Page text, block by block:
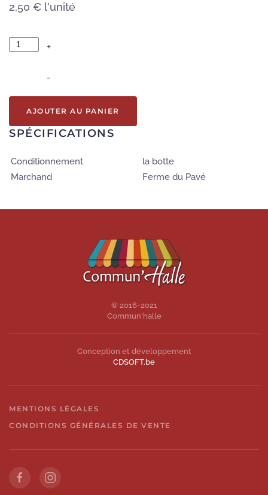
2,50 € l'unité
+
–
AJOUTER AU PANIER
SPÉCIFICATIONS
Conditionnement
la botte
Marchand
Ferme du Pavé
© 2016-2021
Commun'halle
Conception et développement
CDSOFT.be
MENTIONS LÉGALES
CONDITIONS GÉNÉRALES DE VENTE